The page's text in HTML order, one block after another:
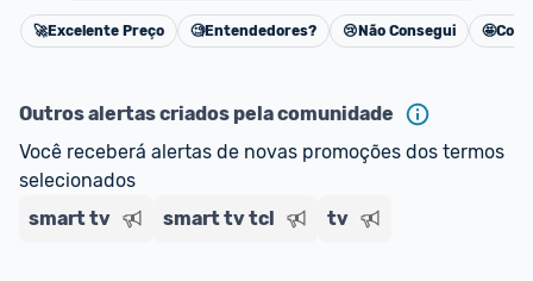
impostos.
Cancelar
🚀Excelente Preço 🧐Entendedores? 😢 Não Consegui 🤩
Outros alertas criados pela comunidade
Você receberá alertas de novas promoções dos termos
selecionados
smart tv
smart tv tcl tv